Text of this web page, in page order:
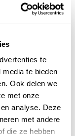
te
te bieden
Ook delen we
met onze
analyse. Deze
met andere
die ze hebben